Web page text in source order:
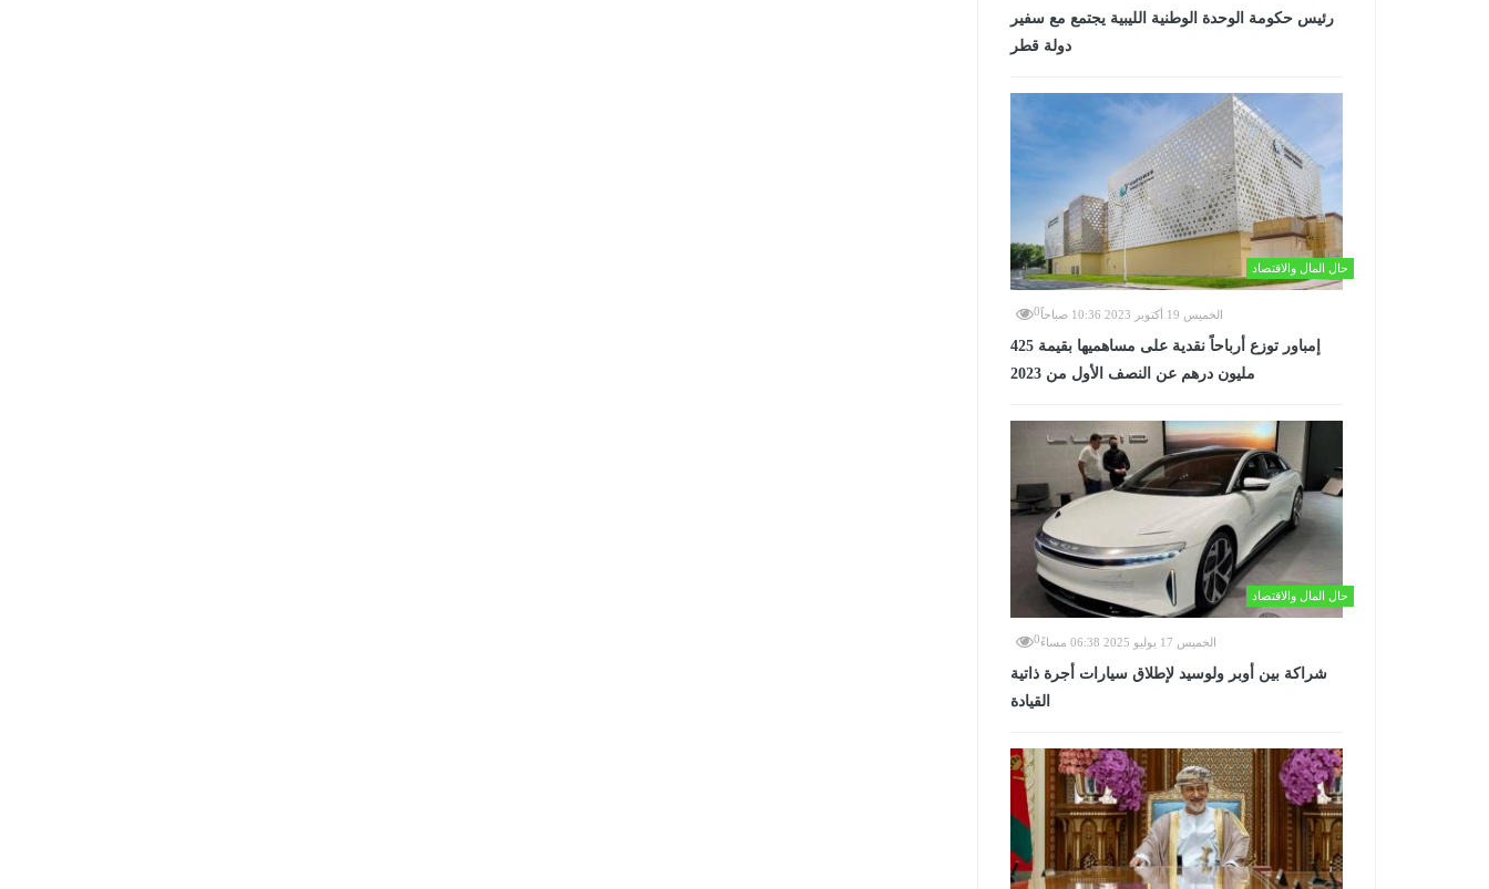
رئيس حكومة الوحدة الوطنية الليبية يجتمع مع سفير
دولة قطر
حال المال والاقتصاد
الخميس 19 أكتوبر 2023 10:36 صباحاً 0
إمباور توزع أرباحاً نقدية على مساهميها بقيمة 425
مليون درهم عن النصف الأول من 2023
حال المال والاقتصاد
الخميس 17 يوليو 2025 06:38 مساءً 0
شراكة بين أوبر ولوسيد لإطلاق سيارات أجرة ذاتية
القيادة